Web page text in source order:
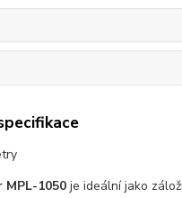
MPL-1050je ideální jako